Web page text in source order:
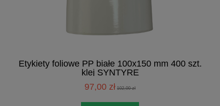
Etykiety foliowe PP białe 100x150 mm 400 szt.
klej SYNTYRE
97,00 zł 102,00 zł